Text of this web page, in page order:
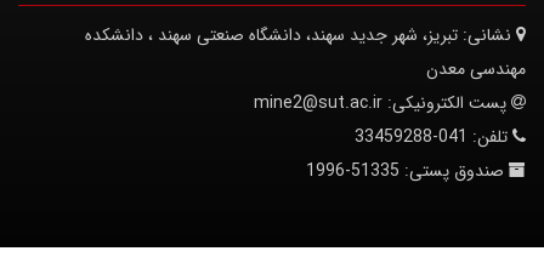
نشانی: تبریز، شهر جدید سهند، دانشگاه صنعتی سهند ، دانشکده
مهندسی معدن
پست الکترونیکی: mine2@sut.ac.ir
تلفن: 041-33459288
صندوق پستی: 51335-1996